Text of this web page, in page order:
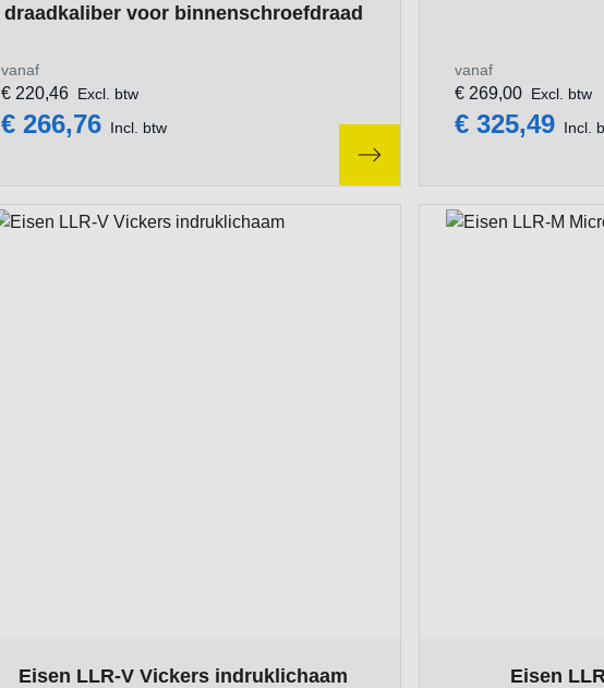
draadkaliber voor binnenschroefdraad
vanaf
€ 266,76 Incl. btw
€ 220,46 Excl. btw
vanaf
€ 325,49 Incl.
€ 269,00 Excl. btw
Eisen LLR-V Vickers indruklichaam
Eisen